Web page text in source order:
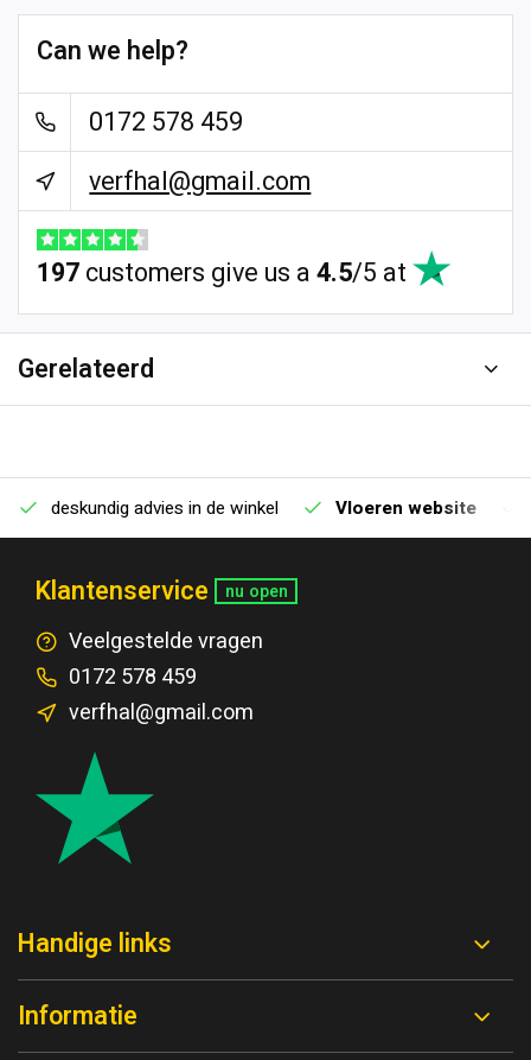
Can we help?
0172 578 459
verfhal@gmail.com
197customers give us a4.5/5 at
Gerelateerd
deskundig advies in de winkel Vloeren website
Klantenservice nu open
Veelgestelde vragen
0172 578 459
verfhal@gmail.com
Handige links
Informatie